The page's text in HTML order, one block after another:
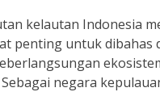
kelautan Indonesia
penting untuk dibahas
negara